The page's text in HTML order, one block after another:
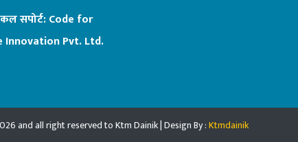
सपोर्ट:Code for
Innovation Pvt. Ltd.
and all right reserved to Ktm Dainik | Design By :Ktmdainik